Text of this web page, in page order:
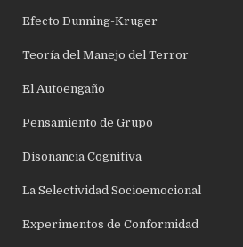
Efecto Dunning-Kruger
Teoría del Manejo del Terror
El Autoengaño
Pensamiento de Grupo
Disonancia Cognitiva
La Selectividad Socioemocional
Experimentos de Conformidad